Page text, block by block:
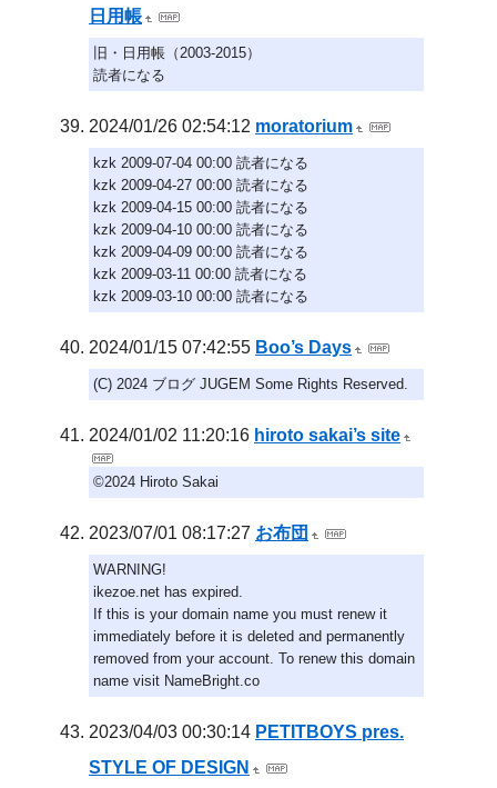
日用帳
旧・日用帳（2003-2015）
読者になる
2024/01/26 02:54:12 moratorium
kzk 2009-07-04 00:00 読者になる
kzk 2009-04-27 00:00 読者になる
kzk 2009-04-15 00:00 読者になる
kzk 2009-04-10 00:00 読者になる
kzk 2009-04-09 00:00 読者になる
kzk 2009-03-11 00:00 読者になる
kzk 2009-03-10 00:00 読者になる
2024/01/15 07:42:55 Boo’s Days
(C) 2024 ブログ JUGEM Some Rights Reserved.
2024/01/02 11:20:16 hiroto sakai’s site
©2024 Hiroto Sakai
2023/07/01 08:17:27 お布団
WARNING!
ikezoe.net has expired.
If this is your domain name you must renew it
immediately before it is deleted and permanently
removed from your account. To renew this domain
name visit NameBright.co
2023/04/03 00:30:14 PETITBOYS pres.
STYLE OF DESIGN